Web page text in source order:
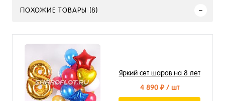
ПОХОЖИЕ ТОВАРЫ (8)
Яркий сет шаров на 8 лет
4 890 ₽/ шт